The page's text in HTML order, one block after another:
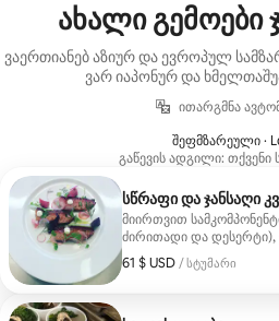
ახალი გემოები
ვაერთიანებ აზიურ და ევროპულ
ვარ იაპონურ და
ითარგმნა
შეფმზარეული ·
გაწევის ადგილი:
სწრაფი და ჯანსაღი
მიირთვით
ძირითადი და დესერტი),
მოსამზადებელი
61 $ USD / სტუმარი
61 $ USD, სტუმარზე